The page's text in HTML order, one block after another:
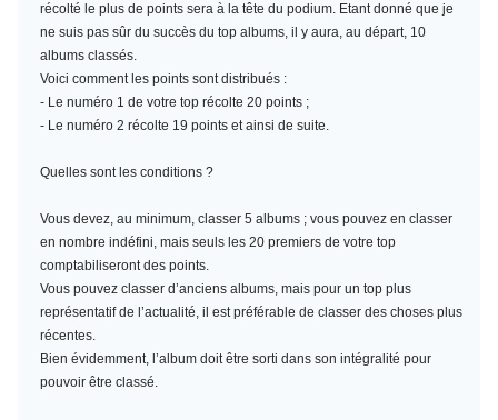
récolté le plus de points sera à la tête du podium. Etant donné que je
ne suis pas sûr du succès du top albums, il y aura, au départ, 10
albums classés.
Voici comment les points sont distribués :
- Le numéro 1 de votre top récolte 20 points ;
- Le numéro 2 récolte 19 points et ainsi de suite.
Quelles sont les conditions ?
Vous devez, au minimum, classer 5 albums ; vous pouvez en classer
en nombre indéfini, mais seuls les 20 premiers de votre top
comptabiliseront des points.
Vous pouvez classer d’anciens albums, mais pour un top plus
représentatif de l’actualité, il est préférable de classer des choses plus
récentes.
Bien évidemment, l’album doit être sorti dans son intégralité pour
pouvoir être classé.